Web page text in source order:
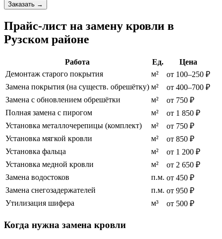
Заказать →
Прайс-лист на замену кровли в
Рузском районе
Работа Ед.
Цена
Демонтаж старого покрытия
м²
от 100–250 ₽
Замена покрытия (на существ. обрешётку) м²
от 400–700 ₽
Замена с обновлением обрешётки
м²
от 750 ₽
Полная замена с пирогом
м²
от 1 850 ₽
Установка металлочерепицы (комплект)
м²
от 750 ₽
Установка мягкой кровли
м²
от 850 ₽
Установка фальца
м²
от 1 200 ₽
Установка медной кровли
м²
от 2 650 ₽
Замена водостоков
п.м. от 450 ₽
Замена снегозадержателей
п.м. от 950 ₽
Утилизация шифера
м³ от 500 ₽
Когда нужна замена кровли